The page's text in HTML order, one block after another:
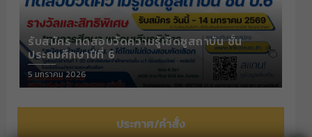
รับสมัคร ทดสอบวัดความรู้เชิดซูสถาบัน ชั้น
ประถมศึกษาปีที่ 6
Posted
on
5 มกราคม 2026
ประกาศ/คำสั่ง